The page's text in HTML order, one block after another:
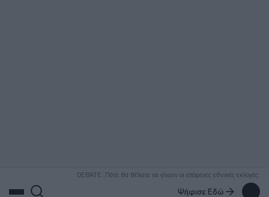
DEBATE: Πότε θα θέλατε να γίνουν οι επόμενες εθνικές εκλογές;
Ψήφισε Εδώ